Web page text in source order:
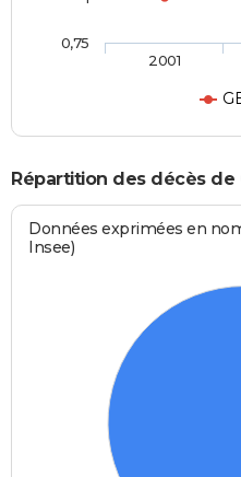
2001
0,75
Répartition des décès de
Données exprimées en
Insee)